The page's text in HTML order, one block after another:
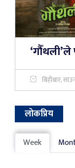
बिहीबार,
लोकप्रिय
Week